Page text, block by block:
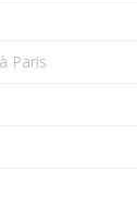
Paris